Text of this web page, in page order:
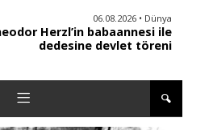
06.08.2026 • Dünya
Herzl’in babaannesi ile
dedesine devlet töreni